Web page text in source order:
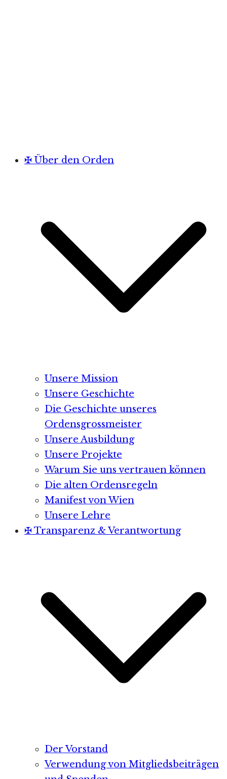
✠ Über den Orden
Unsere Mission
Unsere Geschichte
Die Geschichte unseres
Ordensgrossmeister
Unsere Ausbildung
Unsere Projekte
Warum Sie uns vertrauen können
Die alten Ordensregeln
Manifest von Wien
Unsere Lehre
✠ Transparenz & Verantwortung
Der Vorstand
Verwendung von Mitgliedsbeiträgen